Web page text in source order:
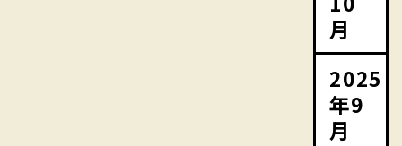
月
2025
年9
月